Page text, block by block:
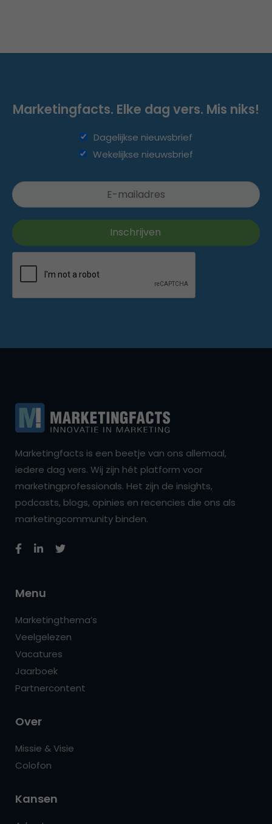
Marketingfacts. Elke dag vers. Mis niks!
Dagelijkse nieuwsbrief
Wekelijkse nieuwsbrief
Marketingfacts is een beetje van ons allemaal,
iedere dag vers. Wij zijn hét platform voor
marketingprofessionals. Het zijn de insights,
podcasts, blogs, opinies en recencies die ons als
marketingcommunity binden.
Menu
Marketingthema’s
Veelgelezen
Vacatures
Jaarboek
Partnercontent
Over
Missie & Visie
Colofon
Kansen